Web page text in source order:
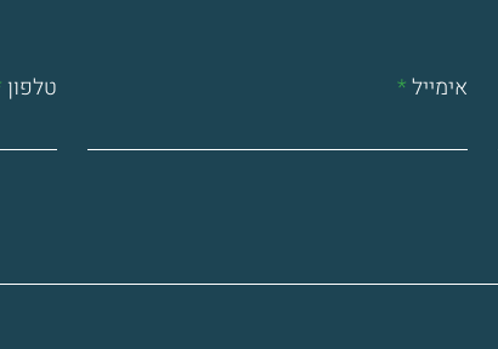
טלפון אימייל